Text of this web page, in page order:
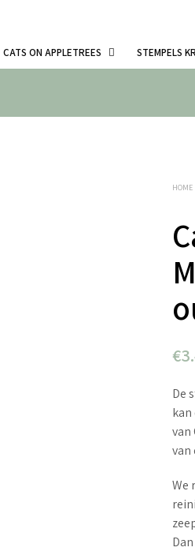
CATS ON APPLETREES STEMPELS
HOME
€
De
van
van
We